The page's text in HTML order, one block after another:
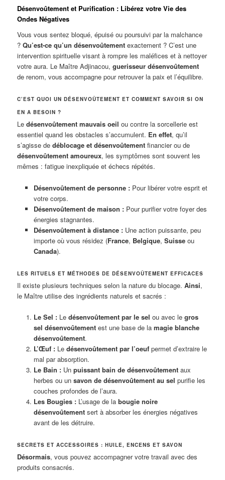
Désenvoûtement et Purification : Libérez votre Vie des
Ondes Négatives
Vous vous sentez bloqué, épuisé ou poursuivi par la malchance
?Qu’est-ce qu’un désenvoûtement exactement ? C’est une
intervention spirituelle visant à rompre les maléfices et à nettoyer
votre aura. Le Maître Adjinacou,guerisseur désenvoûtement
de renom, vous accompagne pour retrouver la paix et l’équilibre.
C’EST QUOI UN DÉSENVOÛTEMENT ET COMMENT SAVOIR SI ON
EN A BESOIN ?
Ledésenvoûtement mauvais oeil ou contre la sorcellerie est
essentiel quand les obstacles s’accumulent. En effet, qu’il
s’agisse dedéblocage et désenvoûtement financier ou de
désenvoûtement amoureux, les symptômes sont souvent les
mêmes : fatigue inexpliquée et échecs répétés.
Désenvoûtement de personne :Pour libérer votre esprit et
votre corps.
Désenvoûtement de maison :Pour purifier votre foyer des
énergies stagnantes.
Désenvoûtement à distance :Une action puissante, peu
importe où vous résidez (France, Belgique, Suisseou
Canada).
LES RITUELS ET MÉTHODES DE DÉSENVOÛTEMENT EFFICACES
Il existe plusieurs techniques selon la nature du blocage.Ainsi,
le Maître utilise des ingrédients naturels et sacrés :
Le Sel :Le désenvoûtement par le sel ou avec le gros
sel désenvoûtementest une base de la magie blanche
désenvoûtement.
L’Œuf :Le désenvoûtement par l’oeufpermet d’extraire le
mal par absorption.
Le Bain :Un puissant bain de désenvoûtementaux
herbes ou un savon de désenvoûtement au sel purifie les
couches profondes de l’aura.
Les Bougies :L’usage de la bougie noire
désenvoûtementsert à absorber les énergies négatives
avant de les détruire.
SECRETS ET ACCESSOIRES : HUILE, ENCENS ET SAVON
Désormais, vous pouvez accompagner votre travail avec des
produits consacrés.